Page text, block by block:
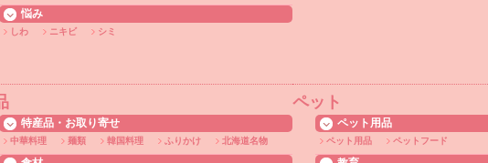
悩み
しわ ニキビ シミ
特産品・お取り寄せ
中華料理 麺類 韓国料理 ふりかけ 北海道名物
ペット
ペット用品
ペット用品 ペットフード